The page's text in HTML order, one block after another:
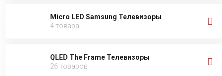
Micro LED Samsung Телевизоры
4 товара
QLED The Frame Телевизоры
26 товаров